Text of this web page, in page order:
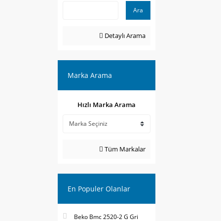
Ara
Detaylı Arama
Marka Arama
Hızlı Marka Arama
Tüm Markalar
En Populer Olanlar
Beko Bmc 2520-2 G Gri